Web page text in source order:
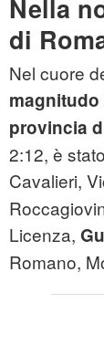
Nella
di
Nel cuore
magnitudo
provincia
2:12, è
Cavalieri,
Licenza,
Romano,